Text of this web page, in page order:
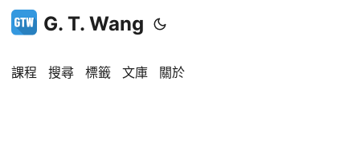
G. T. Wang
課程 搜尋 標籤 文庫 關於